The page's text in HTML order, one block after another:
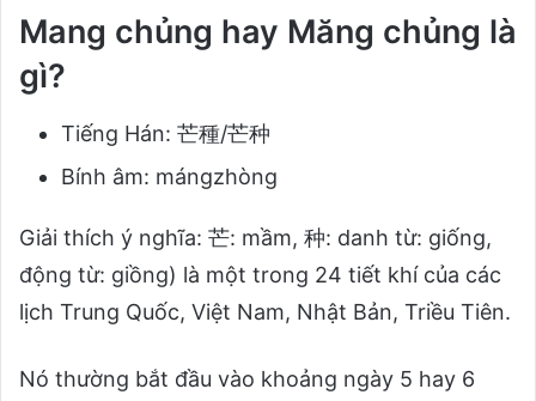
Mang chủng hay Măng chủng là
gì?
Tiếng Hán: 芒種/芒种
Bính âm: mángzhòng
Giải thích ý nghĩa: 芒: mầm, 种: danh từ: giống,
động từ: giồng) là một trong 24 tiết khí của các
lịch Trung Quốc, Việt Nam, Nhật Bản, Triều Tiên.
Nó thường bắt đầu vào khoảng ngày 5 hay 6